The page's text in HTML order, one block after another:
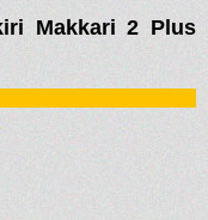
Makkari 2 Plus